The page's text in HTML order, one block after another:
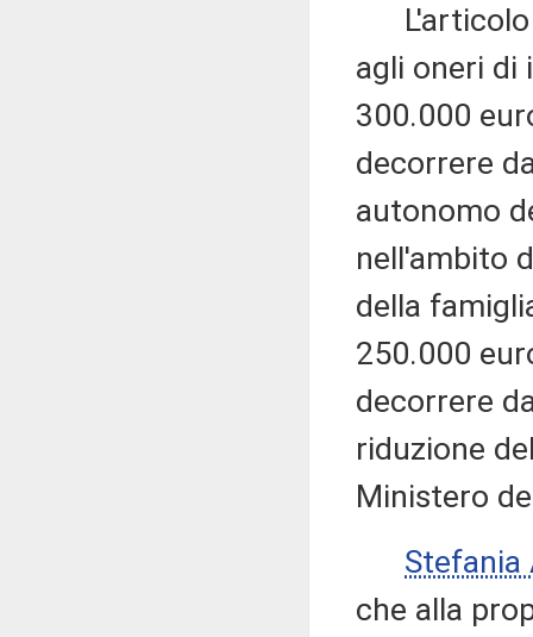
L'articolo
agli oneri di
300.000
decorrere
autonomo
nell'ambito
della
250.000
decorrere
riduzione
Ministero
Stefania
che alla